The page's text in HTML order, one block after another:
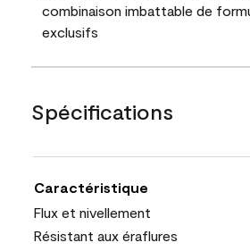
combinaison imbattable de
exclusifs
Spécifications
Caractéristique
Flux et nivellement
Résistant aux éraflures